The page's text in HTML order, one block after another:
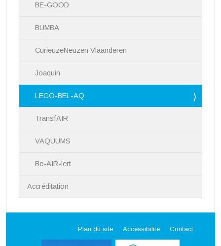
BE-GOOD
BUMBA
CurieuzeNeuzen Vlaanderen
Joaquin
LEGO-BEL-AQ
TransfAIR
VAQUUMS
Be-AIR-lert
Accréditation
Plan du site Accessibilité Contact